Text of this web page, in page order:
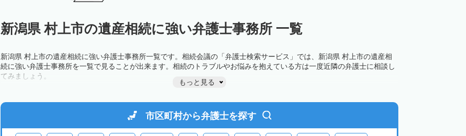
新潟県 村上市の遺産相続に強い弁護士事務所 一覧
新潟県 村上市の遺産相続に強い弁護士事務所一覧です。相続会議の「弁護士検索サービス」では、新潟県 村上市の遺産相
続に強い弁護士事務所を一覧で見ることが出来ます。相続のトラブルやお悩みを抱えている方は一度近隣の弁護士に相談し
てみましょう。
もっと見る
市区町村から弁護士を探す